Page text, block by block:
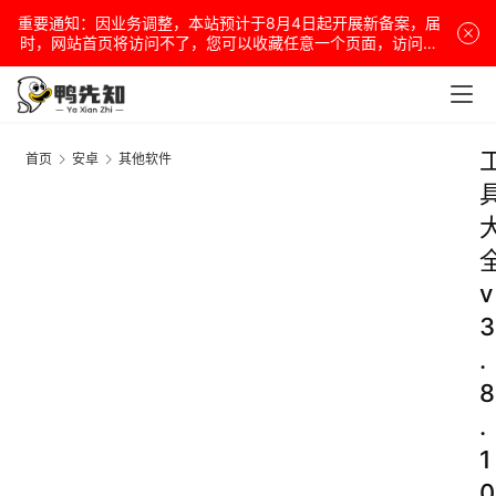
重要通知：因业务调整，本站预计于8月4日起开展新备案，届
时，网站首页将访问不了，您可以收藏任意一个页面，访问网
站！
首页 安卓 其他软件
v
3
.
8
.
1